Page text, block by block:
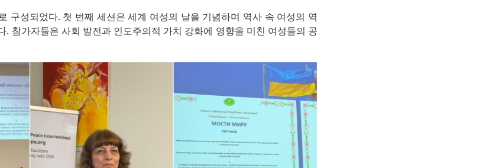
구성되었다. 첫 번째 세션은 세계 여성의 날을 기념하며 역사 속 여성의 역
. 참가자들은 사회 발전과 인도주의적 가치 강화에 영향을 미친 여성들의 공